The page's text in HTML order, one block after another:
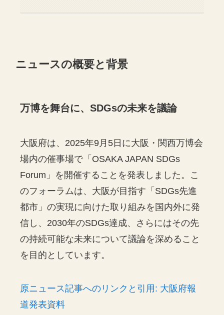
ニュースの概要と背景
万博を舞台に、SDGsの未来を議論
大阪府は、2025年9月5日に大阪・関西万博会
場内の催事場で「OSAKA JAPAN SDGs
Forum」を開催することを発表しました。こ
のフォーラムは、大阪が目指す「SDGs先進
都市」の実現に向けた取り組みを国内外に発
信し、2030年のSDGs達成、さらにはその先
の持続可能な未来について議論を深めること
を目的としています。
原ニュース記事へのリンクと引用: 大阪府報
道発表資料